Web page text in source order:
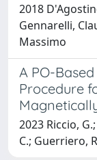
2018
Gennarelli,
Massimo
A PO-
Procedure
2023 Riccio,
C.; Guerriero,